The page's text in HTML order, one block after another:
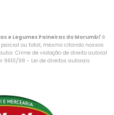
e Legumes Paineiras do Morumbi" é
ou total, mesmo citando nossos
Crime de violação de direito autoral
9610/98 - Lei de direitos autorais.